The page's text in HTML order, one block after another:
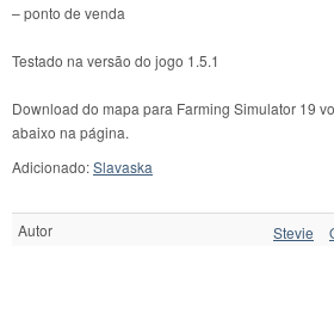
– ponto de venda
Testado na versão do jogo 1.5.1
Download do mapa para Farming Simulator 19
abaixo na página.
Adicionado:Slavaska
Autor Stevie